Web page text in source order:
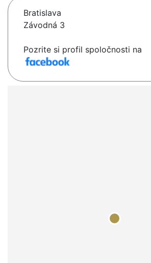
Bratislava
Závodná 3
Pozrite si profil spoločnosti na